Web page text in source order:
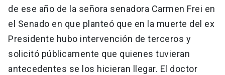
de ese año de la señora senadora Carmen Frei en
el Senado en que planteó que en la muerte del ex
Presidente hubo intervención de terceros y
solicitó públicamente que quienes tuvieran
antecedentes se los hicieran llegar. El doctor